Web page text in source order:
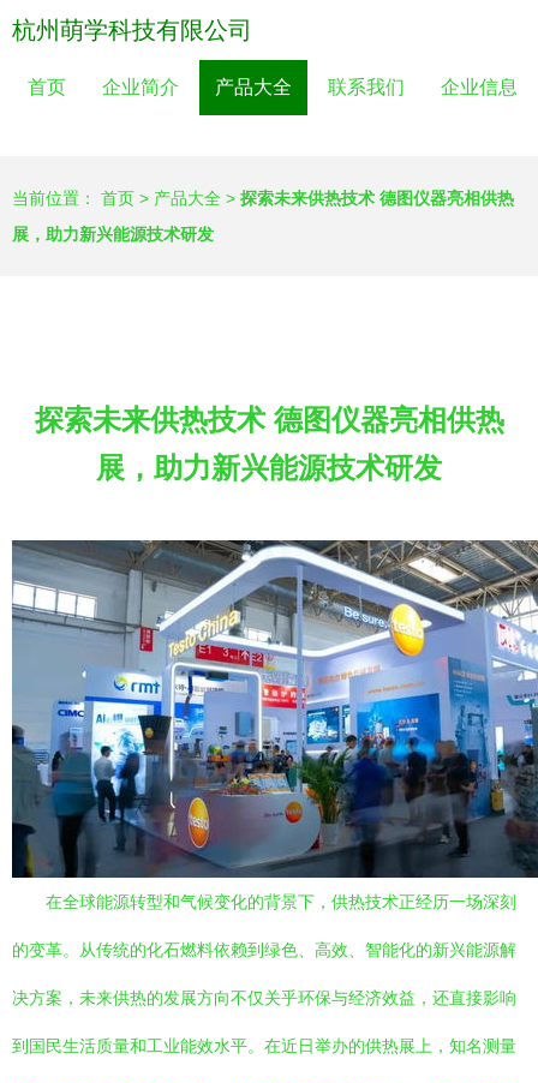
杭州萌学科技有限公司
首页 企业简介 产品大全 联系我们 企业信息
当前位置： 首页 > 产品大全 > 探索未来供热技术 德图仪器亮相供热
展，助力新兴能源技术研发
探索未来供热技术 德图仪器亮相供热
展，助力新兴能源技术研发
在全球能源转型和气候变化的背景下，供热技术正经历一场深刻
的变革。从传统的化石燃料依赖到绿色、高效、智能化的新兴能源解
决方案，未来供热的发展方向不仅关乎环保与经济效益，还直接影响
到国民生活质量和工业能效水平。在近日举办的供热展上，知名测量